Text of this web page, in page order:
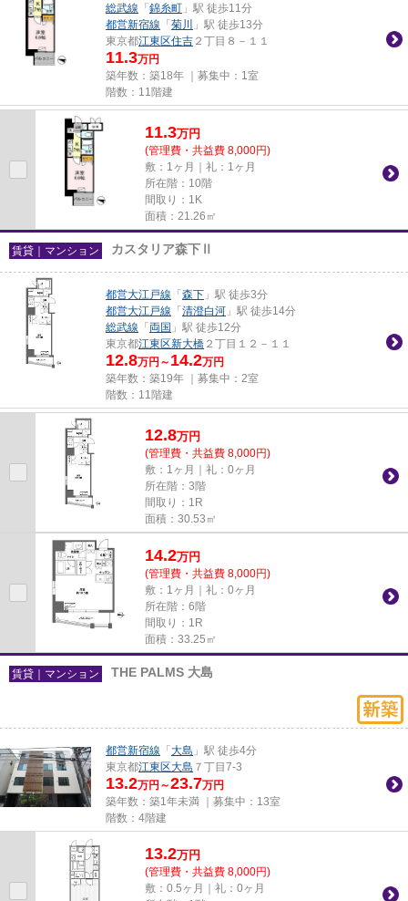
総武線 「 錦糸町 」駅 徒歩11分
都営新宿線 「 菊川
」駅 徒歩13分
東京都江東区住吉 ２丁目８－１１
11.3万円
築年数：築18年 ｜募集中： 1室
階数：11階建
11.3万円
(管理費・共益費 8,000円)
敷：1ヶ月｜礼：1ヶ月
所在階：10階
間取り：1K
面積：21.26㎡
賃貸｜マンション カスタリア森下Ⅱ
都営大江戸線 「 森下 」駅 徒歩3分
都営大江戸線 「 清澄白河 」駅 徒歩14分
総武線 「 両国 」駅 徒歩12分
東京都江東区新大橋 ２丁目１２－１１
12.8万円～ 14.2万円
築年数：築19年 ｜募集中： 2室
階数：11階建
12.8万円
(管理費・共益費 8,000円)
敷：1ヶ月｜礼：0ヶ月
所在階：3階
間取り：1R
面積：30.53㎡
14.2万円
(管理費・共益費 8,000円)
敷：1ヶ月｜礼：0ヶ月
所在階：6階
間取り：1R
面積：33.25㎡
賃貸｜マンション THE PALMS 大島
都営新宿線 「 大島 」駅 徒歩4分
東京都江東区大島 ７丁目7-3
13.2万円～23.7万円
築年数：築1年未満 ｜募集中： 13室
階数：4階建
13.2万円
(管理費・共益費 8,000円)
敷：0.5ヶ月｜礼：0ヶ月